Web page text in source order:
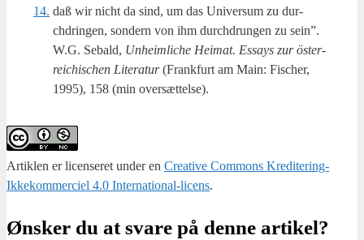
14. daß wir nicht da sind, um das Uni­ver­sum zu dur­
chdrin­gen, son­dern von ihm dur­chd­run­gen zu sein”.
W.G. Sebald, Unheim­li­che Hei­mat. Essays zur öster­
rei­chi­s­chen Lite­ra­tur(Frank­furt am Main: Fis­cher,
1995), 158 (min oversættelse).
Artiklen er licenseret under en Creative Commons Kreditering-
Ikkekommerciel 4.0 International-licens.
Ønsker du at svare på denne artikel?